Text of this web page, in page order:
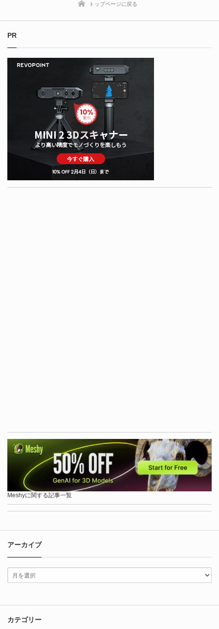
トップページに戻る
PR
Meshyに関する記事一覧
アーカイブ
カテゴリー